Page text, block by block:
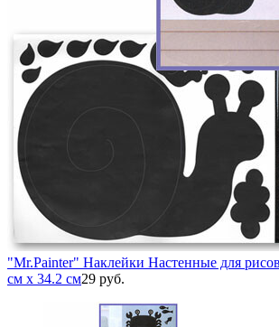
"Mr.Painter" Наклейки Настенные для
см х 34.2 см29 руб.